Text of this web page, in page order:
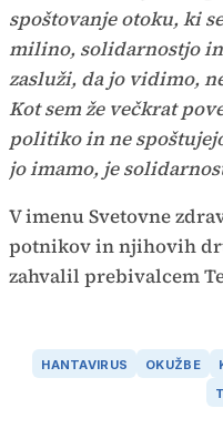
spoštovanje otoku, ki
milino, solidarnostjo in
zasluži, da jo vidimo,
Kot sem že večkrat
politiko in ne
jo imamo, je
V imenu Svetovne
potnikov in njihovih
zahvalil prebivalcem
HANTAVIRUS OKUŽBE